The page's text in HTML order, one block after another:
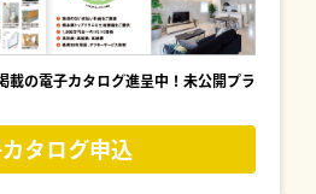
載の電子カタログ進呈中！未公開プラ
タログ申込